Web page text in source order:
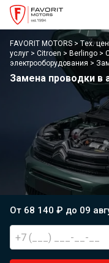
FAVORIT MOTORS Тех.
услуг
Citroen Berlingo
электрооборудования
Замена проводки в
От 68 140 ₽ до 09